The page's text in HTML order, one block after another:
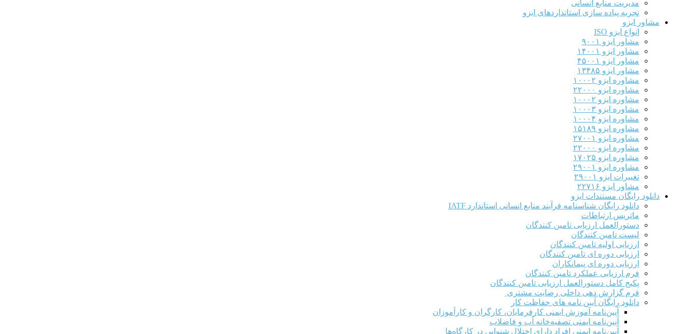
مدیریت منابع انسانی
تجربه پیاده سازی استانداردهای ایزو
مشاور ایزو
انواع ایزو ISO
مشاور ایزو ۹۰۰۱
مشاور ایزو ۱۴۰۰۱
مشاور ایزو ۴۵۰۰۱
مشاور ایزو ۱۳۴۸۵
مشاوره ایزو ۱۰۰۰۲
مشاوره ایزو ۲۲۰۰۰
مشاوره ایزو ۱۰۰۰۲
مشاوره ایزو ۱۰۰۰۳
مشاوره ایزو ۱۰۰۰۴
مشاوره ایزو ۱۵۱۸۹
مشاوره ایزو ۲۷۰۰۱
مشاوره ایزو ۲۲۰۰۰
مشاوره ایزو ۱۷۰۲۵
مشاوره ایزو ۲۹۰۰۱
تغییرات ایزو ۲۹۰۰۱
مشاور ایزو ۲۲۷۱۶
دانلود رایگان مستندات ایزو
دانلود رایگان شناسنامه فرآیند منابع انسانی استاندارد IATF
ماتریس ارتباطات
دستورالعمل ارزیابی تامین کنندگان
لیست تامین کنندگان
ارزیابی اولیه تامین کنندگان
ارزیابی دوره ای تامین کنندگان
ارزیابی دوره ای پیمانکاران
فرم ارزيابی عملکرد تامین کنندگان
پکیج کامل دستورالعمل ارزیابی تامین کنندگان
فرم گزارش دهی داخلی رضایت مشتری
دانلود رایگان آیین نامه های حفاظت کار
آیین‌نامه آموزش ایمنی کارفرمایان، کارگران و کارآموزان
آیین‌نامه ایمنی تصفیه‌خانه آب و فاضلاب
آیین‌نامه ایمنی افراد دارای اختلال شنوایی در کارگاه‌ها